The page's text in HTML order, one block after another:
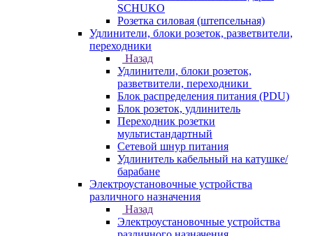
SCHUKO
Розетка силовая (штепсельная)
Удлинители, блоки розеток, разветвители,
переходники
Назад
Удлинители, блоки розеток,
разветвители, переходники
Блок распределения питания (PDU)
Блок розеток, удлинитель
Переходник розетки
мультистандартный
Сетевой шнур питания
Удлинитель кабельный на катушке/
барабане
Электроустановочные устройства
различного назначения
Назад
Электроустановочные устройства